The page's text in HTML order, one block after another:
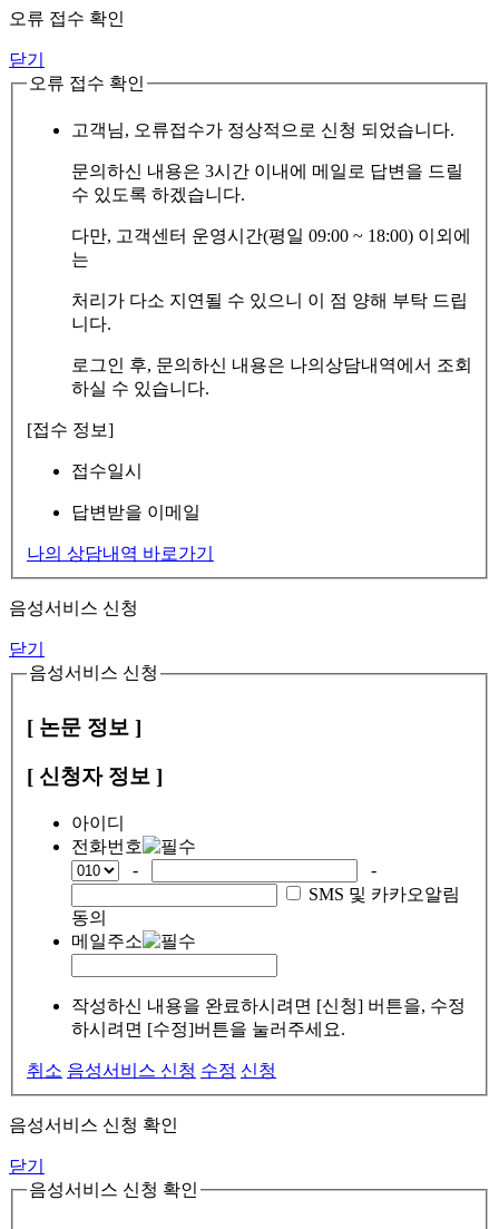
오류 접수 확인
닫기
오류 접수 확인
고객님, 오류접수가 정상적으로 신청 되었습니다.
문의하신 내용은 3시간 이내에 메일로 답변을 드릴
수 있도록 하겠습니다.
다만, 고객센터 운영시간(평일 09:00 ~ 18:00) 이외에
는
처리가 다소 지연될 수 있으니 이 점 양해 부탁 드립
니다.
로그인 후, 문의하신 내용은 나의상담내역에서 조회
하실 수 있습니다.
[접수 정보]
접수일시
답변받을 이메일
나의 상담내역 바로가기
음성서비스 신청
닫기
음성서비스 신청
[ 논문 정보 ]
[ 신청자 정보 ]
아이디
전화번호
-
-
SMS 및 카카오알림
동의
메일주소
작성하신 내용을 완료하시려면 [신청] 버튼을, 수정
하시려면 [수정]버튼을 눌러주세요.
취소 음성서비스 신청 수정 신청
음성서비스 신청 확인
닫기
음성서비스 신청 확인